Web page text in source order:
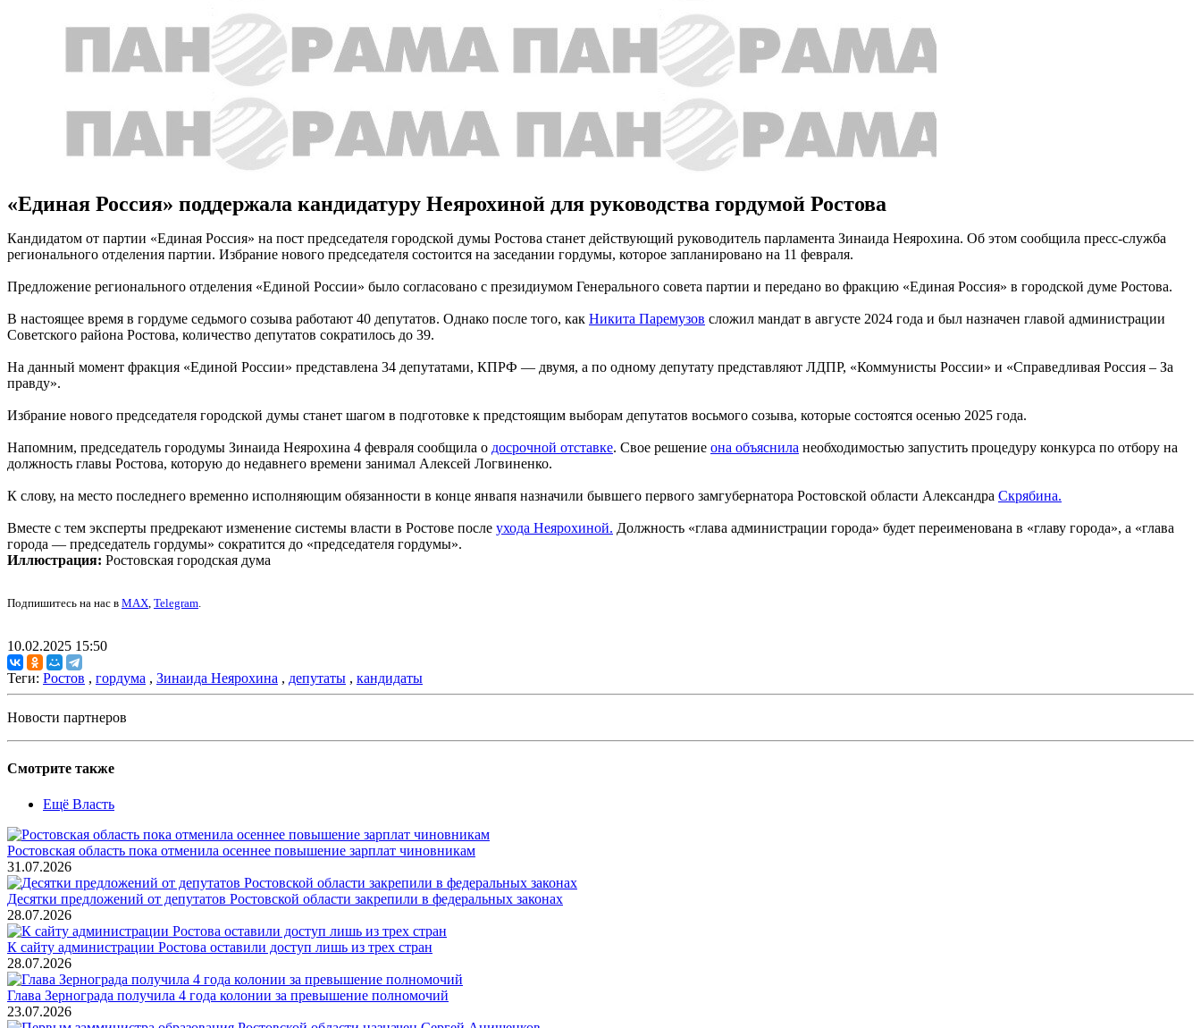
«Единая Россия» поддержала кандидатуру Неярохиной для руководства гордумой Ростова
Кандидатом от партии «Единая Россия» на пост председателя городской думы Ростова станет действующий руководитель парламента Зинаида Неярохина. Об этом сообщила пресс-служба
регионального отделения партии. Избрание нового председателя состоится на заседании гордумы, которое запланировано на 11 февраля.
Предложение регионального отделения «Единой России» было согласовано с президиумом Генерального совета партии и передано во фракцию «Единая Россия» в городской думе Ростова.
В настоящее время в гордуме седьмого созыва работают 40 депутатов. Однако после того, как Никита Паремузов сложил мандат в августе 2024 года и был назначен главой администрации
Советского района Ростова, количество депутатов сократилось до 39.
На данный момент фракция «Единой России» представлена 34 депутатами, КПРФ — двумя, а по одному депутату представляют ЛДПР, «Коммунисты России» и «Справедливая Россия – За
правду».
Избрание нового председателя городской думы станет шагом в подготовке к предстоящим выборам депутатов восьмого созыва, которые состоятся осенью 2025 года.
Напомним, председатель городумы Зинаида Неярохина 4 февраля сообщила о досрочной отставке. Свое решение она объяснила необходимостью запустить процедуру конкурса по отбору на
должность главы Ростова, которую до недавнего времени занимал Алексей Логвиненко.
К слову, на место последнего временно исполняющим обязанности в конце янвапя назначили бывшего первого замгубернатора Ростовской области Александра Скрябина.
Вместе с тем эксперты предрекают изменение системы власти в Ростове после ухода Неярохиной. Должность «глава администрации города» будет переименована в «главу города», а «глава
города — председатель гордумы» сократится до «председателя гордумы».
Иллюстрация: Ростовская городская дума
Подпишитесь на нас в MAX, Telegram.
10.02.2025 15:50
Теги: Ростов , гордума , Зинаида Неярохина , депутаты , кандидаты
Новости партнеров
Смотрите также
Ещё Власть
Ростовская область пока отменила осеннее повышение зарплат чиновникам
31.07.2026
Десятки предложений от депутатов Ростовской области закрепили в федеральных законах
28.07.2026
К сайту администрации Ростова оставили доступ лишь из трех стран
28.07.2026
Глава Зернограда получила 4 года колонии за превышение полномочий
23.07.2026